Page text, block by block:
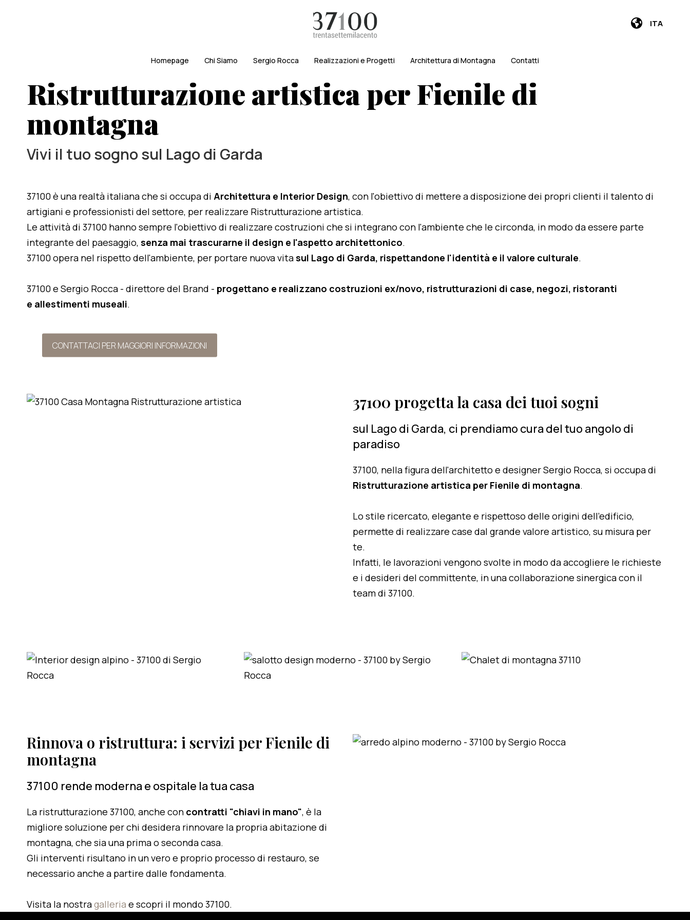
ITA
Homepage Chi Siamo Sergio Rocca Realizzazioni e Progetti Architettura di Montagna Contatti
Ristrutturazione artistica per Fienile di
montagna
Vivi il tuo sogno sul Lago di Garda
37100 è una realtà italiana che si occupa di Architettura e Interior Design, con l'obiettivo di mettere a disposizione dei propri clienti il talento di
artigiani e professionisti del settore, per realizzare Ristrutturazione artistica.
Le attività di 37100 hanno sempre l'obiettivo di realizzare costruzioni che si integrano con l'ambiente che le circonda, in modo da essere parte
integrante del paesaggio, senza mai trascurarne il design e l'aspetto architettonico.
37100 opera nel rispetto dell'ambiente, per portare nuova vitasul Lago di Garda, rispettandone l'identità e il valore culturale.
37100 e Sergio Rocca - direttore del Brand - progettano e realizzano costruzioni ex/novo, ristrutturazioni di case, negozi, ristoranti
e allestimenti museali.
CONTATTACI PER MAGGIORI INFORMAZIONI
37100 progetta la casa dei tuoi sogni
sul Lago di Garda, ci prendiamo cura del tuo angolo di
paradiso
37100, nella figura dell'architetto e designer Sergio Rocca, si occupa di
Ristrutturazione artistica per Fienile di montagna.
Lo stile ricercato, elegante e rispettoso delle origini dell'edificio,
permette di realizzare case dal grande valore artistico, su misura per
te.
Infatti, le lavorazioni vengono svolte in modo da accogliere le richieste
e i desideri del committente, in una collaborazione sinergica con il
team di 37100.
Rinnova o ristruttura: i servizi per Fienile di
montagna
37100 rende moderna e ospitale la tua casa
La ristrutturazione 37100, anche con contratti "chiavi in mano", è la
migliore soluzione per chi desidera rinnovare la propria abitazione di
montagna, che sia una prima o seconda casa.
Gli interventi risultano in un vero e proprio processo di restauro, se
necessario anche a partire dalle fondamenta.
Visita la nostragalleria e scopri il mondo 37100.